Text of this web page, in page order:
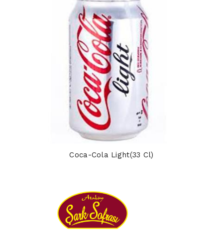
Coca-Cola Light(33 Cl)